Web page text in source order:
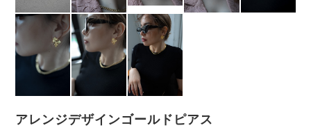
アレンジデザインゴールドピアス